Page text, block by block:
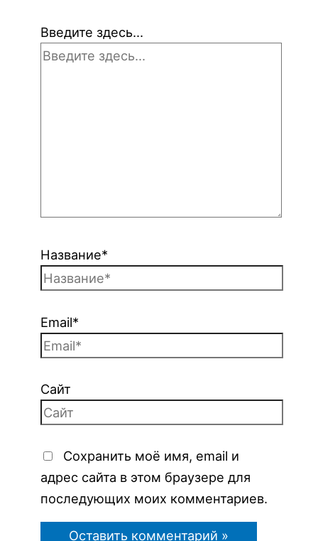
Введите здесь...
Название*
Email*
Сайт
Сохранить моё имя, email и
адрес сайта в этом браузере для
последующих моих комментариев.